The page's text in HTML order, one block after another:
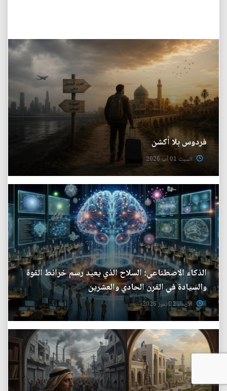
فردوس بلا أكشن
السبت 01 آب 2026
الذكاء الاصطناعي: السلاح الذي يعيد رسم خرائط القوة
والسيادة في القرن الحادي والعشرين
الأربعاء 22 تموز 2026